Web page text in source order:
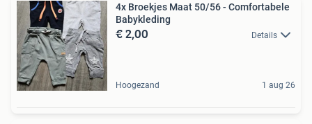
4x Broekjes Maat 50/56 - Comfortabele
Babykleding
€ 2,00 Details
Hoogezand 1 aug 26